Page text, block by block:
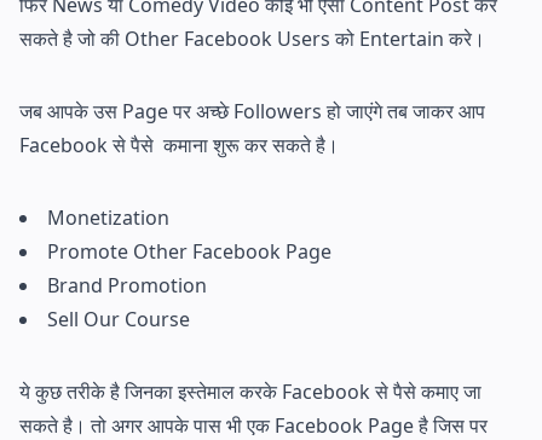
सकते है जो की Other Facebook Users को Entertain करे।
जब आपके उस Page पर अच्छे Followers हो जाएंगे तब जाकर आप
Facebook से पैसे कमाना शुरू कर सकते है।
Monetization
Promote Other Facebook Page
Brand Promotion
Sell Our Course
ये कुछ तरीके है जिनका इस्तेमाल करके Facebook से पैसे कमाए जा
सकते है। तो अगर आपके पास भी एक Facebook Page है जिस पर